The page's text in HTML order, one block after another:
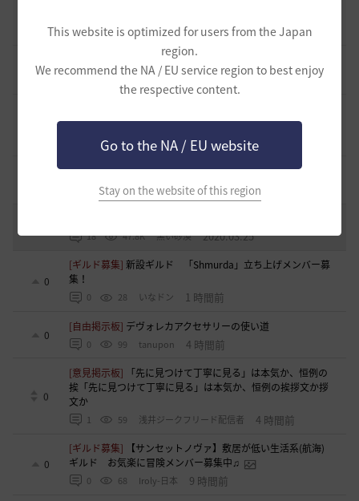
This website is optimized for users from the Japan
region.
We recommend the NA / EU service region to best enjoy
the respective content.
Go to the NA / EU website
Stay on the website of this region
0 959 黒い砂漠 7 日前
8
[開催中のイベント] 今週のイベントは？
黒い砂漠 2023.02.28
43.2K 黒い砂漠 2022.12.21
エント研究室動画集
32.3K 黒い砂漠 2021.05.12
18 47.8K 黒い砂漠 2020.03.25
0
[ギルド募集]新設ギルド 「Shmurda」立ち上げメンバー募
集！
0 28 いなドン 1 時間前
0
[自由掲示板] デヴォレカアクセサリーの使い道
0 99 tanupon 4 時間前
0
[意見掲示板]
「先に見つけて丁寧に見る」は本気か、恒例の
挨「先に見つけて丁寧に見る」は本気か、恒例の挨拶文か拶
文か
1 59 浅井ジークフリード配信者 4 時間前
0
[ギルド募集]
【サンセットノヴァ】敷居が低い生活系(航海)
ギルド お気楽に冒険メンバー募集中♫
0 68 Iroly-日本 9 時間前